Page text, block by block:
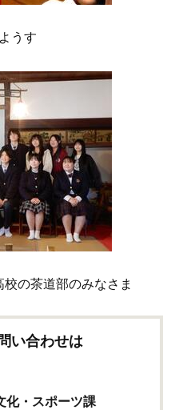
うす
の茶道部のみなさま
い合わせは
・スポーツ課